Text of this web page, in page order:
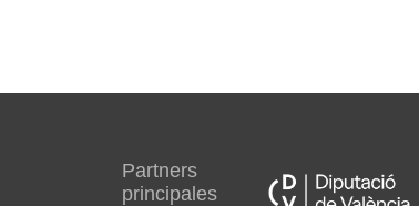
Partners
principales